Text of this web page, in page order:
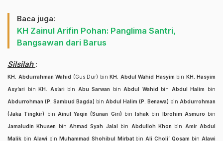
Baca juga:
KH Zainul Arifin Pohan: Panglima Santri,
Bangsawan dari Barus
Silsilah :
KH. Abdurrahman Wahid (Gus Dur) bin KH. Abdul Wahid Hasyim bin KH. Hasyim
Asy’ari binKH. As’ari bin Abu Sarwan bin Abdul Wahid bin Abdul Halim bin
Abdurrohman (P. Sambud Bagda) bin Abdul Halim (P. Benawa) bin Abdurrohman
(Jaka Tingkir) bin Ainul Yaqin (Sunan Giri) bin Ishak bin Ibrohim Asmuro bin
Jamaludin Khusen bin Ahmad Syah Jalal bin Abdulloh Khon bin Amir Abdul
Malik bin Alawi bin Muhammad Shohibul Mirbatbin Ali Choli’ Qosam bin Alawi